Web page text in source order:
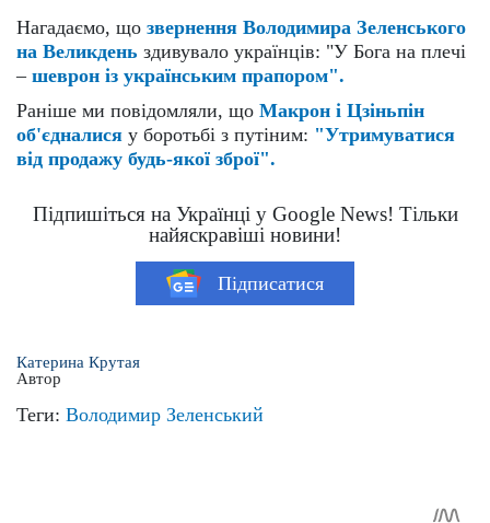
Нагадаємо, що звернення Володимира Зеленського
на Великдень здивувало українців: "У Бога на плечі
– шеврон із українським прапором".
Раніше ми повідомляли, що Макрон і Цзіньпін
об'єдналися у боротьбі з путіним: "Утримуватися
від продажу будь-якої зброї".
Підпишіться на Українці у Google News! Тільки
найяскравіші новини!
Підписатися
Катерина Крутая
Автор
Теги: Володимир Зеленський